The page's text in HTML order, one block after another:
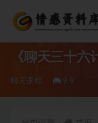
《聊天三十
聊天课程 9.9